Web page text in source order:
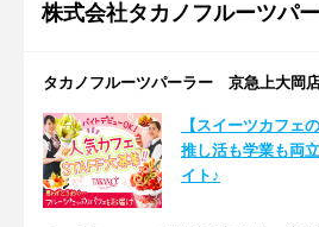
株式会社タカノフルーツパ
タカノフルーツパーラー 京急上大岡
【スイーツカフェ
推し活も学業も両
イト♪